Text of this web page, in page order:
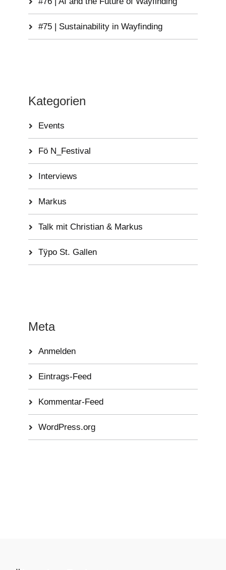
#75 | Sustainability in Wayfinding
Kategorien
Events
Fö N_Festival
Interviews
Markus
Talk mit Christian & Markus
Tÿpo St. Gallen
Meta
Anmelden
Eintrags-Feed
Kommentar-Feed
WordPress.org